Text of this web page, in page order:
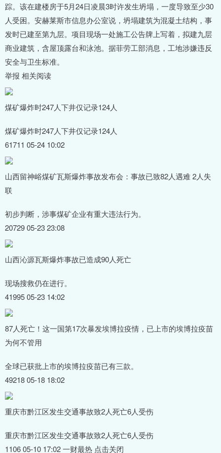
踪。该在建楼房于5月24日凌晨3时许发生坍塌，一度导致至少30
人受困。安赫莱斯市信息办公室说，坍塌建筑为混凝土结构，事
发时已建至第九层。项目现场一处施工公告牌上写着，拟建九层
商业建筑，含屋顶露台和泳池。据菲劳工部消息，工地涉嫌违反
安全与卫生标准。
举报 相关阅读
煤矿爆炸时247人下井仅记录124人
煤矿爆炸时247人下井仅记录124人
61711 05-24 10:02
山西留神峪煤矿瓦斯爆炸事故发布会：事故已致82人遇难 2人失
联
初步判断，涉事煤矿企业有重大违法行为。
20729 05-23 23:08
山西沁源瓦斯爆炸事故已造成90人死亡
现场搜救仍在进行。
41995 05-23 14:02
87人死亡！这一国第17次暴发埃博拉疫情，已上市的埃博拉疫苗
为何不管用
全球已获批上市的埃博拉疫苗已有三款。
49218 05-18 18:02
重庆市黔江区发生交通事故致2人死亡6人受伤
重庆市黔江区发生交通事故致2人死亡6人受伤
1106 05-10 17:02 一财最热 点击关闭